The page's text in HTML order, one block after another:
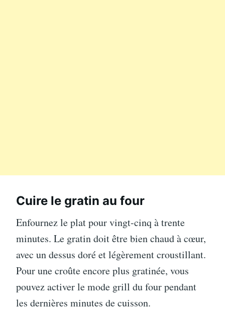
Cuire le gratin au four
Enfournez le plat pour vingt-cinq à trente
minutes. Le gratin doit être bien chaud à cœur,
avec un dessus doré et légèrement croustillant.
Pour une croûte encore plus gratinée, vous
pouvez activer le mode grill du four pendant
les dernières minutes de cuisson.